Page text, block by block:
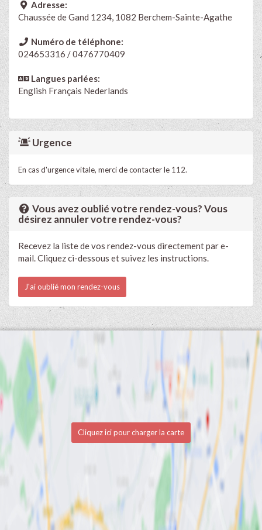
Adresse:
Chaussée de Gand 1234, 1082 Berchem-Sainte-Agathe
Numéro de téléphone:
024653316 / 0476770409
Langues parlées:
English Français Nederlands
Urgence
En cas d'urgence vitale, merci de contacter le 112.
Vous avez oublié votre rendez-vous? Vous
désirez annuler votre rendez-vous?
Recevez la liste de vos rendez-vous directement par e-
mail. Cliquez ci-dessous et suivez les instructions.
J'ai oublié mon rendez-vous
Cliquez ici pour charger la carte